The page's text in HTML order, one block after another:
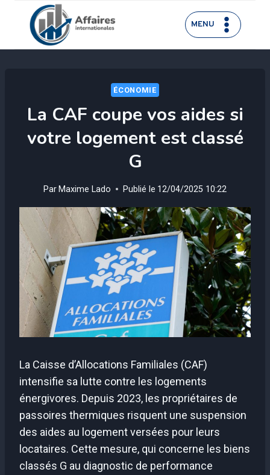
contenu
MENU
ÉCONOMIE
La CAF coupe vos aides si
votre logement est classé
G
Par Maxime Lado Publié le 12/04/2025 10:22
La Caisse d’Allocations Familiales (CAF)
intensifie sa lutte contre les logements
énergivores. Depuis 2023, les propriétaires de
passoires thermiques risquent une suspension
des aides au logement versées pour leurs
locataires. Cette mesure, qui concerne les biens
classés G au diagnostic de performance